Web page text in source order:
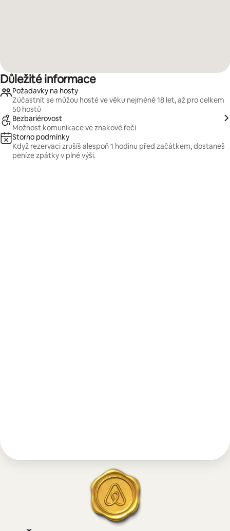
Důležité informace
Požadavky na hosty
Zúčastnit se můžou hosté ve věku nejméně 18 let, až pro celkem
50 hostů
Bezbariérovost
Možnost komunikace ve znakové řeči
Storno podmínky
Když rezervaci zrušíš alespoň 1 hodinu před začátkem, dostaneš
peníze zpátky v plné výši.